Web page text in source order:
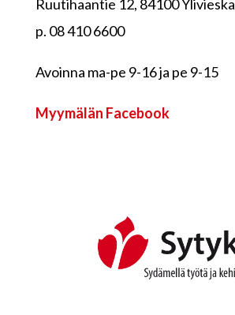
Ruutihaantie 12, 84100 Ylivieska
p. 08 410 6600
Avoinna ma-pe 9-16 ja pe 9-15
Myymälän Facebook